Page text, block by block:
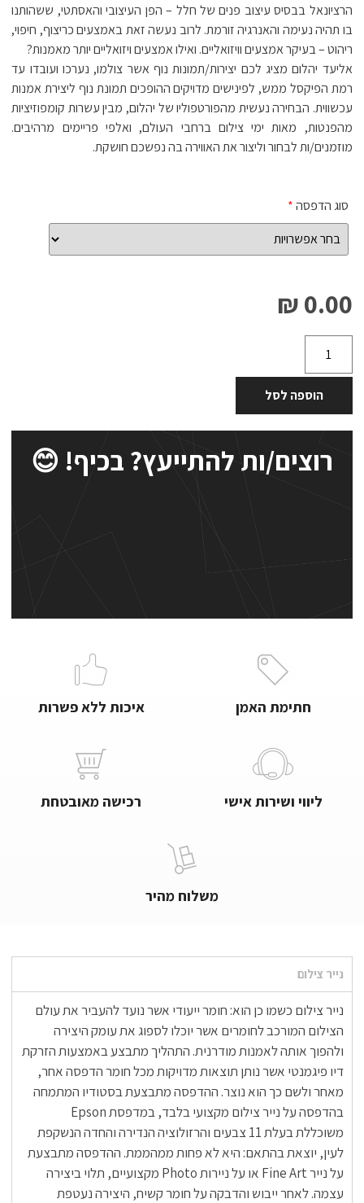
הרציונאל בבסיס עיצוב פנים של חלל – הפן העיצובי והאסתטי, ששהותנו
בו תהיה נעימה והאנרגיה זורמת. לרוב נעשה זאת באמצעים כריצוף, חיפוי,
ריהוט – בעיקר אמצעים וויזואליים. ואילו אמצעים ויזואליים יותר מאמנות?
אליעד יהלום מציג לכם יצירות/תמונות נוף אשר צולמו, נערכו ועובדו עד
רמת הפיקסל ממש, לפינישים מדויקים ההופכים תמונת נוף ליצירת אמנות
עכשווית. הבחירה נעשית מהפורטפוליו של יהלום, מבין עשרות קומפוזיציות
מהפנטות, מאות ימי צילום ברחבי העולם, ואלפי פריימים מרהיבים.
מוזמנים/ות לבחור וליצור את האווירה בה נפשכם חושקת.
סוג הדפסה*
0.00 ₪
הוספה לסל
רוצים/ות להתייעץ? בכיף! 😊
חתימת האמן איכות ללא פשרות
ליווי ושירות אישי רכישה מאובטחת
משלוח מהיר
נייר צילום
נייר צילום כשמו כן הוא: חומר ייעודי אשר נועד להעביר את עולם
הצילום המורכב לחומרים אשר יוכלו לספוג את עומק היצירה
ולהפוך אותה לאמנות מודרנית. התהליך מתבצע באמצעות הזרקת
דיו פיגמנטי אשר נותן תוצאות מדויקות מכל חומר הדפסה אחר,
מאחר ולשם כך הוא נוצר. ההדפסה מתבצעת בסטודיו המתמחה
בהדפסה על נייר צילום מקצועי בלבד, במדפסת Epson
משוכללת בעלת 11 צבעים והרזולוציה הנדירה והחדה הנשקפת
לעין, יוצאת בהתאם: היא לא פחות ממהממת. ההדפסה מתבצעת
על נייר Fine Art או על ניירות Photo מקצועיים, תלוי ביצירה
עצמה. לאחר ייבוש והדבקה על חומר קשיח, היצירה נעטפת